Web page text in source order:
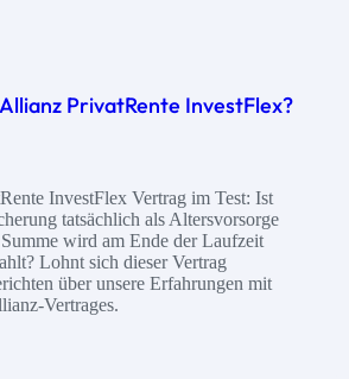
PrivatRente InvestFlex?
InvestFlex Vertrag im Test: Ist
tatsächlich als Altersvorsorge
wird am Ende der Laufzeit
Lohnt sich dieser Vertrag
über unsere Erfahrungen mit
Vertrages.